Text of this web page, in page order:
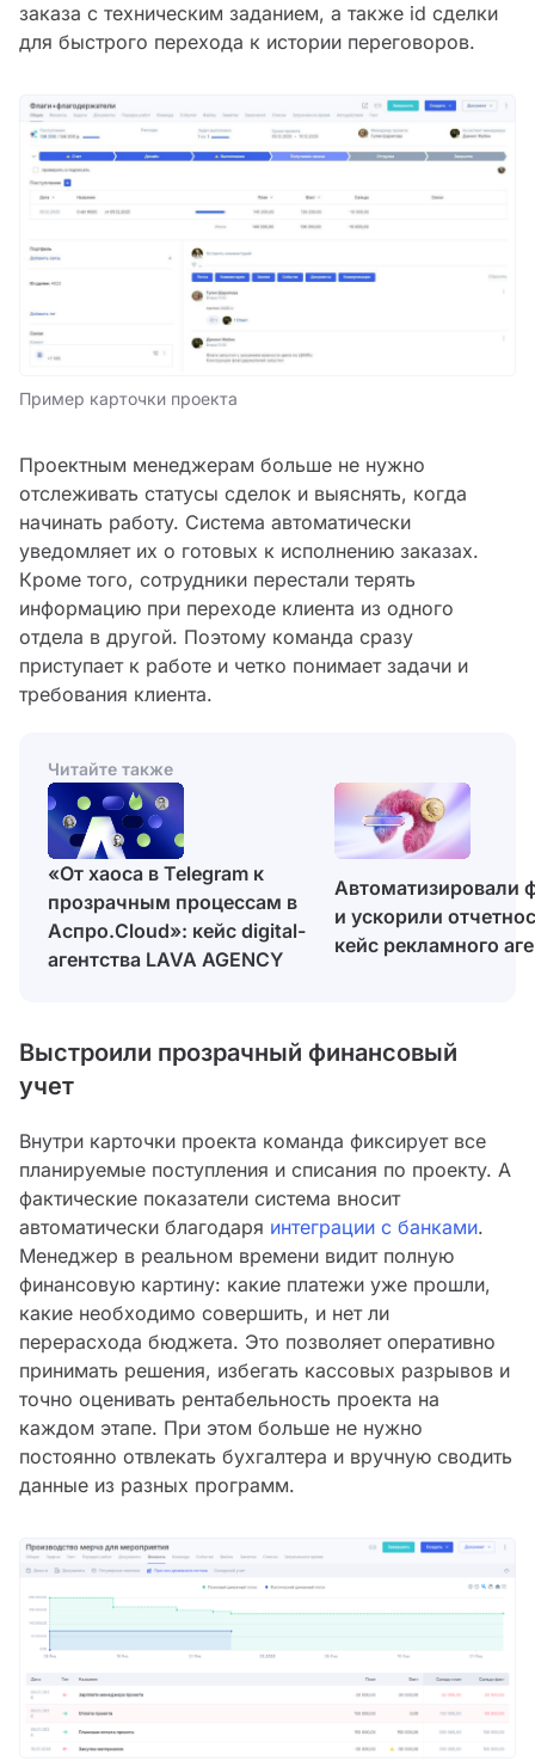
заказа с техническим заданием, а также id сделки
для быстрого перехода к истории переговоров.
Пример карточки проекта
Проектным менеджерам больше не нужно
отслеживать статусы сделок и выяснять, когда
начинать работу. Система автоматически
уведомляет их о готовых к исполнению заказах.
Кроме того, сотрудники перестали терять
информацию при переходе клиента из одного
отдела в другой. Поэтому команда сразу
приступает к работе и четко понимает задачи и
требования клиента.
Читайте также
«От хаоса в Telegram к
прозрачным процессам в
Аспро.Cloud»: кейс digital-
агентства LAVA AGENCY
Автоматизировали
и ускорили
кейс рекламного
Выстроили прозрачный финансовый
учет
Внутри карточки проекта команда фиксирует все
планируемые поступления и списания по проекту. А
фактические показатели система вносит
автоматически благодаря интеграции с банками.
Менеджер в реальном времени видит полную
финансовую картину: какие платежи уже прошли,
какие необходимо совершить, и нет ли
перерасхода бюджета. Это позволяет оперативно
принимать решения, избегать кассовых разрывов и
точно оценивать рентабельность проекта на
каждом этапе. При этом больше не нужно
постоянно отвлекать бухгалтера и вручную сводить
данные из разных программ.